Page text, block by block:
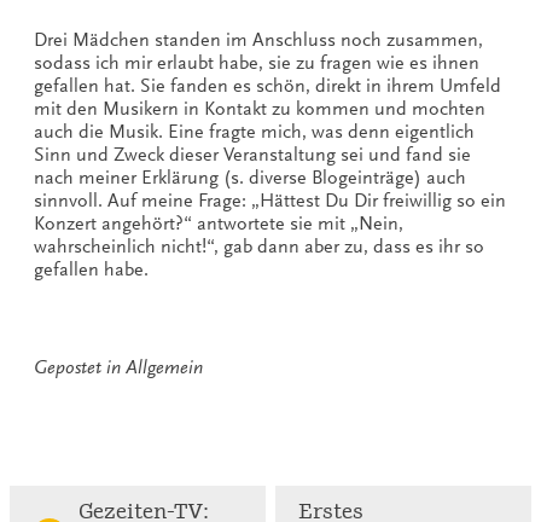
Drei Mädchen standen im Anschluss noch zusammen,
sodass ich mir erlaubt habe, sie zu fragen wie es ihnen
gefallen hat. Sie fanden es schön, direkt in ihrem Umfeld
mit den Musikern in Kontakt zu kommen und mochten
auch die Musik. Eine fragte mich, was denn eigentlich
Sinn und Zweck dieser Veranstaltung sei und fand sie
nach meiner Erklärung (s. diverse Blogeinträge) auch
sinnvoll. Auf meine Frage: „Hättest Du Dir freiwillig so ein
Konzert angehört?“ antwortete sie mit „Nein,
wahrscheinlich nicht!“, gab dann aber zu, dass es ihr so
gefallen habe.
Gepostet in Allgemein
Continue
Gezeiten-TV: Erstes